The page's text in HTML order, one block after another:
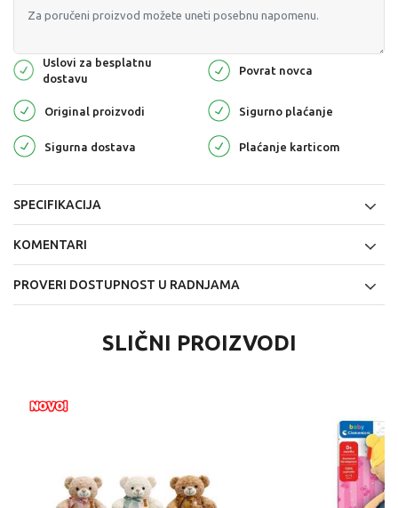
Uslovi za besplatnu
dostavu
Povrat novca
Original proizvodi Sigurno plaćanje
Sigurna dostava Plaćanje karticom
SPECIFIKACIJA
KOMENTARI
PROVERI DOSTUPNOST U RADNJAMA
SLIČNI PROIZVODI